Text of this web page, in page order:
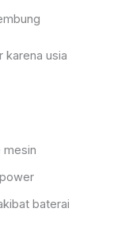
karena usia
mesin
baterai